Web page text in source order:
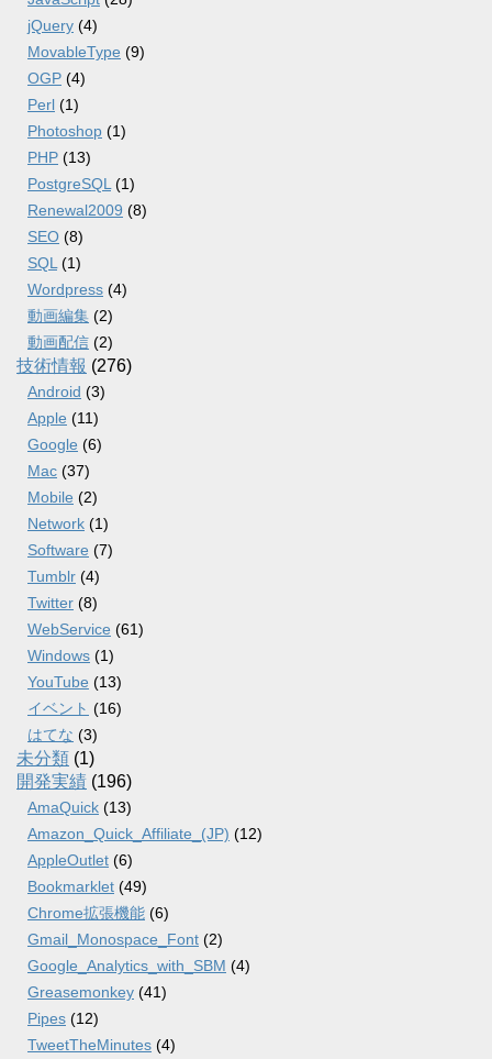
jQuery (4)
MovableType (9)
OGP (4)
Perl (1)
Photoshop (1)
PHP (13)
PostgreSQL (1)
Renewal2009 (8)
SEO (8)
SQL (1)
Wordpress (4)
動画編集 (2)
動画配信 (2)
技術情報 (276)
Android (3)
Apple (11)
Google (6)
Mac (37)
Mobile (2)
Network (1)
Software (7)
Tumblr (4)
Twitter (8)
WebService (61)
Windows (1)
YouTube (13)
イベント (16)
はてな (3)
未分類 (1)
開発実績 (196)
AmaQuick (13)
Amazon_Quick_Affiliate_(JP) (12)
AppleOutlet (6)
Bookmarklet (49)
Chrome拡張機能 (6)
Gmail_Monospace_Font (2)
Google_Analytics_with_SBM (4)
Greasemonkey (41)
Pipes (12)
TweetTheMinutes (4)